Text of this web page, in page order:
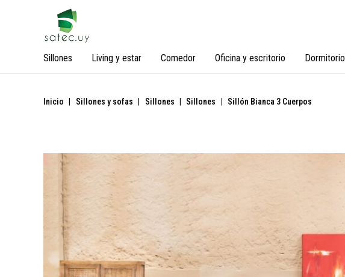
Sillones
Living y estar Comedor Oficina y escritorio Dormitorio
Inicio Sillones y sofas Sillones Sillones Sillón Bianca 3 Cuerpos